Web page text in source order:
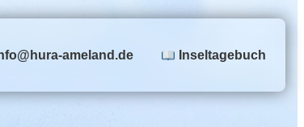
ameland.de Inseltagebuch